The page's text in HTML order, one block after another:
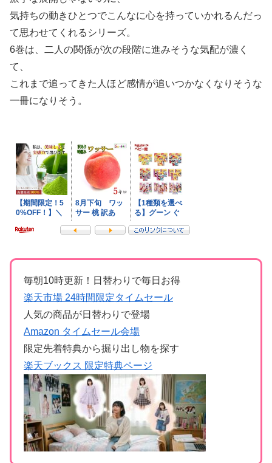
気持ちの動きひとつでこんなに心を持っていかれるんだっ
て思わせてくれるシリーズ。
6巻は、二人の関係が次の段階に進みそうな気配が濃く
て、
これまで追ってきた人ほど感情が追いつかなくなりそうな
一冊になりそう。
毎朝10時更新！日替わりで毎日お得
楽天市場 24時間限定タイムセール
人気の商品が日替わりで登場
Amazon タイムセール会場
限定先着特典から掘り出し物を探す
楽天ブックス 限定特典ページ